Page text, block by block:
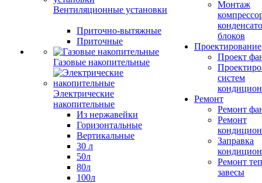
Вентиляционные установки
Приточно-вытяжные
Приточные
Газовые накопительные
Электрические
накопительные
Из нержавейки
Горизонтальные
Вертикальные
30 л
50л
80л
100л
Монтаж
блоков
Проектирование
Проект
систем
Ремонт
Ремонт
Ремонт
Заправка
Ремонт
завесы